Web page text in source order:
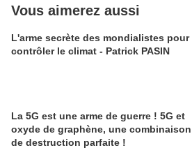
Vous aimerez aussi
L'arme secrète des mondialistes pour
contrôler le climat - Patrick PASIN
La 5G est une arme de guerre ! 5G et
oxyde de graphène, une combinaison
de destruction parfaite !